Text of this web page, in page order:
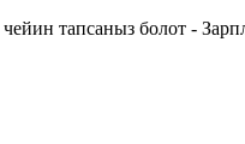
тапсаныз болот -